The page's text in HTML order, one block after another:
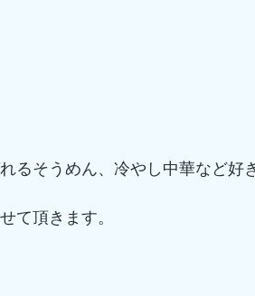
るそうめん、冷やし中華など好
て頂きます。